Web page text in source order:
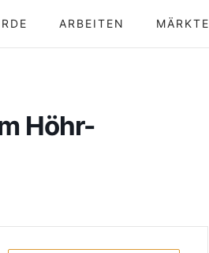
ARBEITEN MÄRKTE
Höhr-